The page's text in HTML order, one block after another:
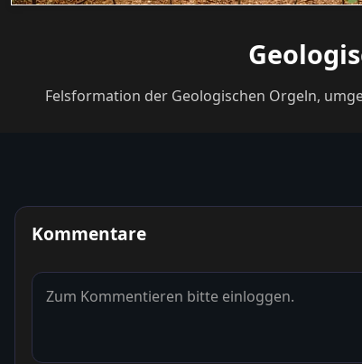
Felsformation der Geologischen Orgeln,
Kommentare